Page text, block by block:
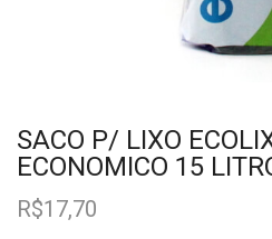
SACO P/ LIXO
ECONOMICO 15
R$17,70